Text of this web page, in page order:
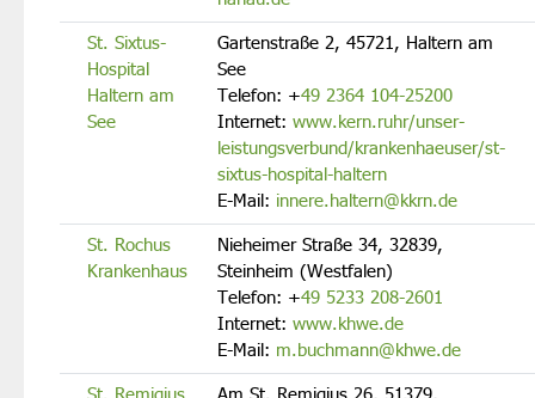
St. Sixtus-
Hospital
Haltern am
See
Gartenstraße 2, 45721, Haltern am
See
Telefon: +49 2364 104-25200
Internet: www.kern.ruhr/unser-
leistungsverbund/krankenhaeuser/st-
sixtus-hospital-haltern
E-Mail: innere.haltern@kkrn.de
St. Rochus
Krankenhaus
Nieheimer Straße 34, 32839,
Steinheim (Westfalen)
Telefon: +49 5233 208-2601
Internet: www.khwe.de
E-Mail: m.buchmann@khwe.de